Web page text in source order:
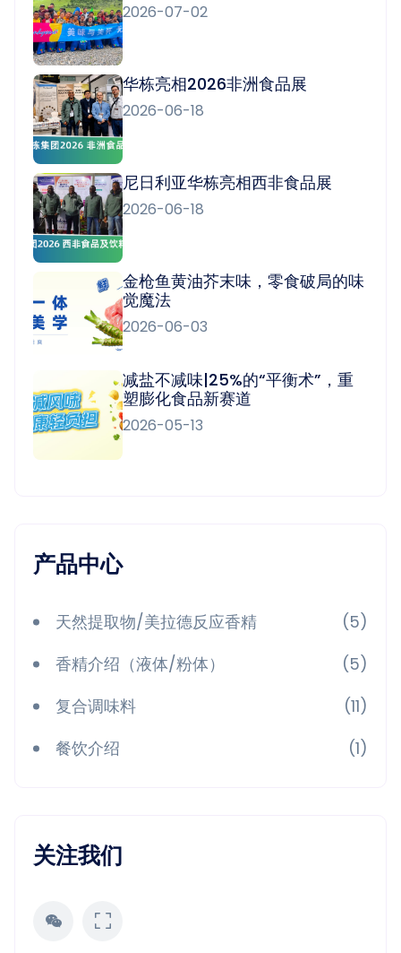
2026-07-02
华栋亮相2026非洲食品展
2026-06-18
尼日利亚华栋亮相西非食品展
2026-06-18
金枪鱼黄油芥末味，零食破局的味
觉魔法
2026-06-03
减盐不减味|25%的“平衡术”，重
塑膨化食品新赛道
2026-05-13
产品中心
天然提取物/美拉德反应香精
(5)
香精介绍（液体/粉体）
(5)
复合调味料
(11)
餐饮介绍
(1)
关注我们